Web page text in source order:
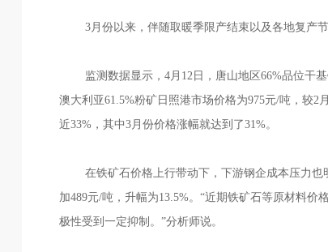
3月份以来，伴随取暖季限产结束以及各地复产
监测数据显示，4月12日，唐山地区66%品位干
澳大利亚61.5%粉矿日照港市场价格为975元/吨，较
近33%，其中3月份价格涨幅就达到了31%。
在铁矿石价格上行带动下，下游钢企成本压力
加489元/吨，升幅为13.5%。“近期铁矿石等原材料
极性受到一定抑制。”分析师说。